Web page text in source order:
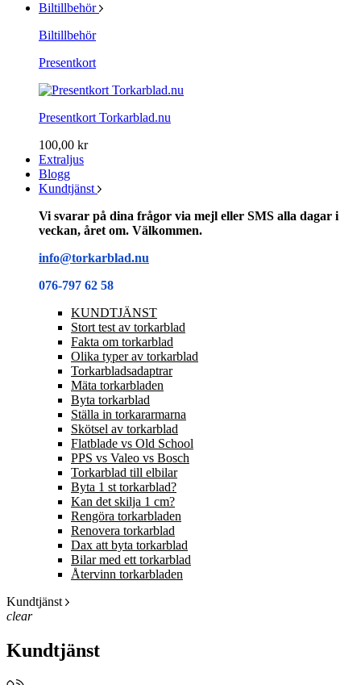
Biltillbehör
Biltillbehör
Presentkort
Presentkort Torkarblad.nu
100,00 kr
Extraljus
Blogg
Kundtjänst
Vi svarar på dina frågor via mejl eller SMS alla dagar i
veckan, året om. Välkommen.
info@torkarblad.nu
076-797 62 58
KUNDTJÄNST
Stort test av torkarblad
Fakta om torkarblad
Olika typer av torkarblad
Torkarbladsadaptrar
Mäta torkarbladen
Byta torkarblad
Ställa in torkararmarna
Skötsel av torkarblad
Flatblade vs Old School
PPS vs Valeo vs Bosch
Torkarblad till elbilar
Byta 1 st torkarblad?
Kan det skilja 1 cm?
Rengöra torkarbladen
Renovera torkarblad
Dax att byta torkarblad
Bilar med ett torkarblad
Återvinn torkarbladen
Kundtjänst
clear
Kundtjänst